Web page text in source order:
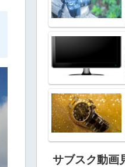
サブスク動画